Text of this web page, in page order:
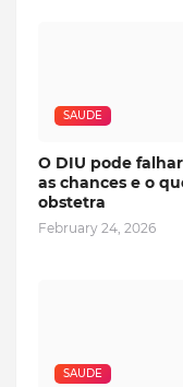
SAUDE
O DIU pode
as chances e o
obstetra
February 24, 2026
SAUDE